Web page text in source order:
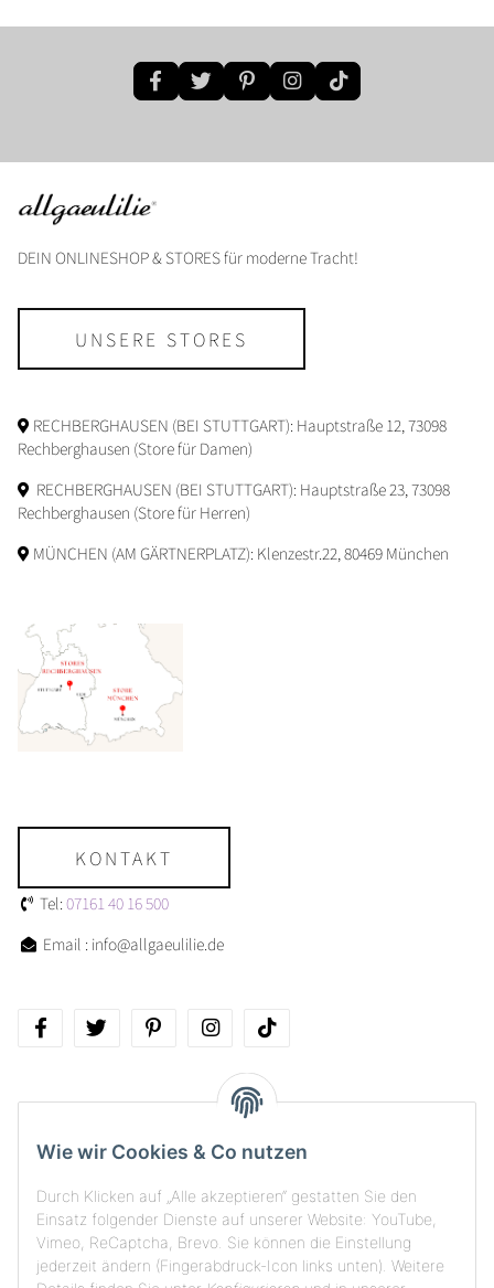
DEIN ONLINESHOP & STORES für moderne Tracht!
UNSERE STORES
RECHBERGHAUSEN (BEI STUTTGART): Hauptstraße 12, 73098
Rechberghausen (Store für Damen)
RECHBERGHAUSEN (BEI STUTTGART): Hauptstraße 23, 73098
Rechberghausen (Store für Herren)
MÜNCHEN (AM GÄRTNERPLATZ): Klenzestr.22, 80469 München
KONTAKT
Tel: 07161 40 16 500
Email : info@allgaeulilie.de
Versand, Rückgabe & Zahlungsarten
Unsere Stores
Wie wir Cookies & Co nutzen
Durch Klicken auf „Alle akzeptieren“ gestatten Sie den
Einsatz folgender Dienste auf unserer Website: YouTube,
Vimeo, ReCaptcha, Brevo. Sie können die Einstellung
jederzeit ändern (Fingerabdruck-Icon links unten). Weitere